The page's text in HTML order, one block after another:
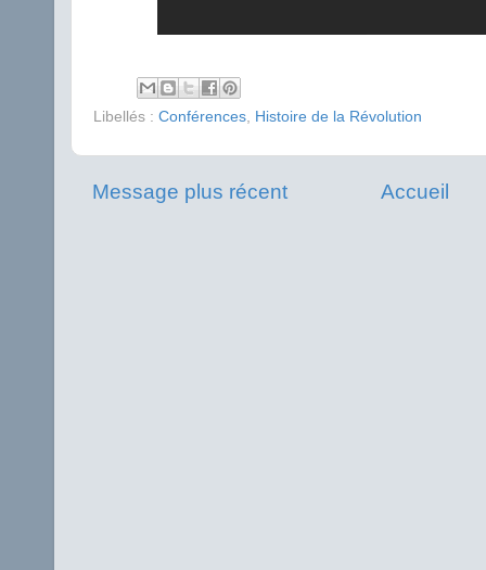
Libellés : Conférences Histoire de la Révolution
Message plus récent Accueil